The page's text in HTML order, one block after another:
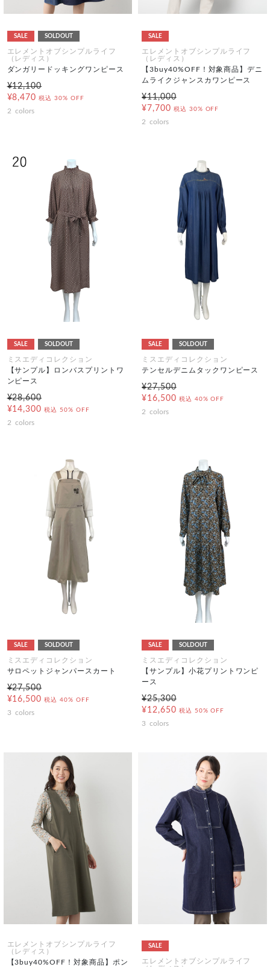
SALE SOLDOUT
エレメントオブシンプルライフ
（レディス）
ダンガリードッキングワンピース
¥12,100
¥8,470 税込 30% OFF
2 colors
SALE
エレメントオブシンプルライフ
（レディス）
【3buy40%OFF！対象商品】デニ
ムライクジャンスカワンピース
¥11,000
¥7,700 税込 30% OFF
2 colors
SALE SOLDOUT
ミスエディコレクション
【サンプル】ロンバスプリントワ
ンピース
¥28,600
¥14,300 税込 50% OFF
2 colors
SALE SOLDOUT
ミスエディコレクション
テンセルデニムタックワンピース
¥27,500
¥16,500 税込 40% OFF
2 colors
SALE SOLDOUT
ミスエディコレクション
サロペットジャンパースカート
¥27,500
¥16,500 税込 40% OFF
3 colors
SALE SOLDOUT
ミスエディコレクション
【サンプル】小花プリントワンピ
ース
¥25,300
¥12,650 税込 50% OFF
3 colors
エレメントオブシンプルライフ
（レディス）
【3buy40%OFF！対象商品】ポン
SALE
エレメントオブシンプルライフ